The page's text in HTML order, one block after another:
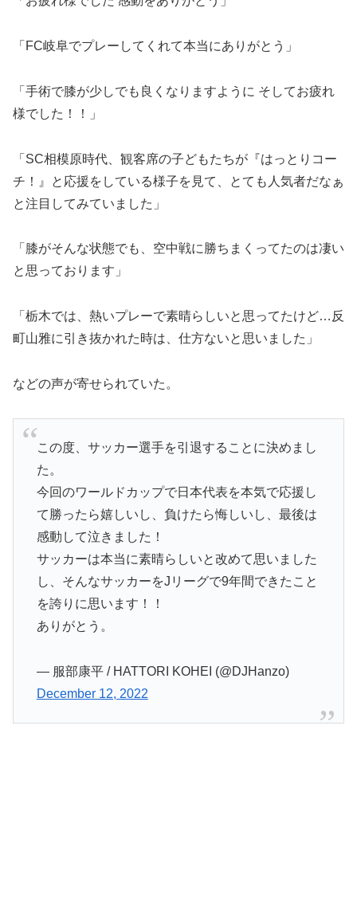
「FC岐阜でプレーしてくれて本当にありがとう」
「手術で膝が少しでも良くなりますように そしてお疲れ
様でした！！」
「SC相模原時代、観客席の子どもたちが『はっとりコー
チ！』と応援をしている様子を見て、とても人気者だなぁ
と注目してみていました」
「膝がそんな状態でも、空中戦に勝ちまくってたのは凄い
と思っております」
「栃木では、熱いプレーで素晴らしいと思ってたけど…反
町山雅に引き抜かれた時は、仕方ないと思いました」
などの声が寄せられていた。
この度、サッカー選手を引退することに決めまし
た。
今回のワールドカップで日本代表を本気で応援し
て勝ったら嬉しいし、負けたら悔しいし、最後は
感動して泣きました！
サッカーは本当に素晴らしいと改めて思いました
し、そんなサッカーをJリーグで9年間できたこと
を誇りに思います！！
ありがとう。
— 服部康平 / HATTORI KOHEI (@DJHanzo)
December 12, 2022